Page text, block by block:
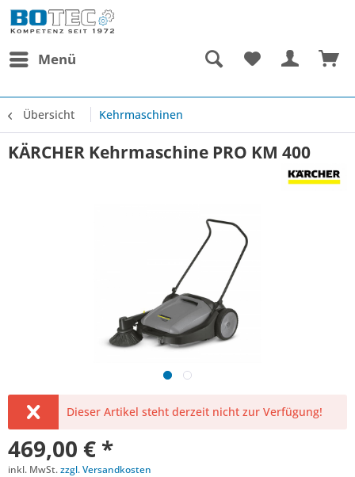
Menü
Übersicht Kehrmaschinen
KÄRCHER Kehrmaschine PRO KM 400
Dieser Artikel steht derzeit nicht zur Verfügung!
469,00 € *
inkl. MwSt.zzgl. Versandkosten